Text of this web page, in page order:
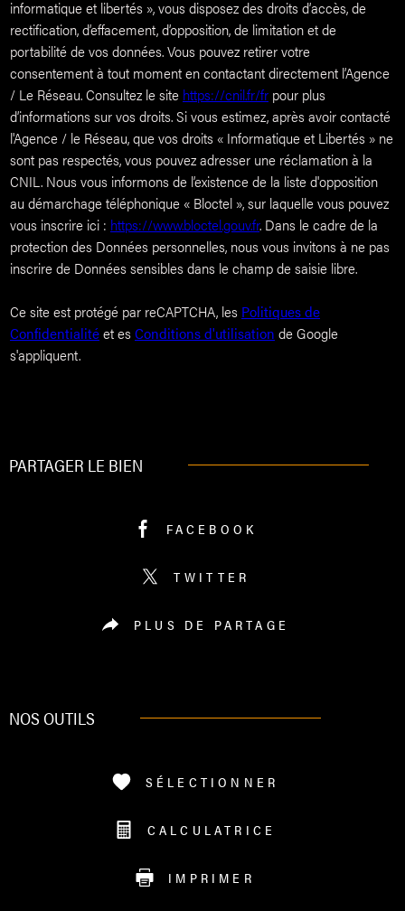
informatique et libertés », vous disposez des droits d’accès, de
rectification, d’effacement, d’opposition, de limitation et de
portabilité de vos données. Vous pouvez retirer votre
consentement à tout moment en contactant directement l’Agence
/ Le Réseau. Consultez le site https://cnil.fr/fr pour plus
d’informations sur vos droits. Si vous estimez, après avoir contacté
l'Agence / le Réseau, que vos droits « Informatique et Libertés » ne
sont pas respectés, vous pouvez adresser une réclamation à la
CNIL. Nous vous informons de l’existence de la liste d'opposition
au démarchage téléphonique « Bloctel », sur laquelle vous pouvez
vous inscrire ici : https://www.bloctel.gouv.fr. Dans le cadre de la
protection des Données personnelles, nous vous invitons à ne pas
inscrire de Données sensibles dans le champ de saisie libre.
Ce site est protégé par reCAPTCHA, les Politiques de
Confidentialitéet esConditions d'utilisation de Google
s'appliquent.
PARTAGER LE BIEN
FACEBOOK
TWITTER
PLUS DE PARTAGE
NOS OUTILS
SÉLECTIONNER
CALCULATRICE
IMPRIMER